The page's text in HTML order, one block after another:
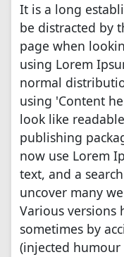
It is a long
be distracted by
page when
using Lorem
normal
using 'Content
look like
publishing
now use Lorem
text, and a
uncover many
Various versions
sometimes by
(injected humour